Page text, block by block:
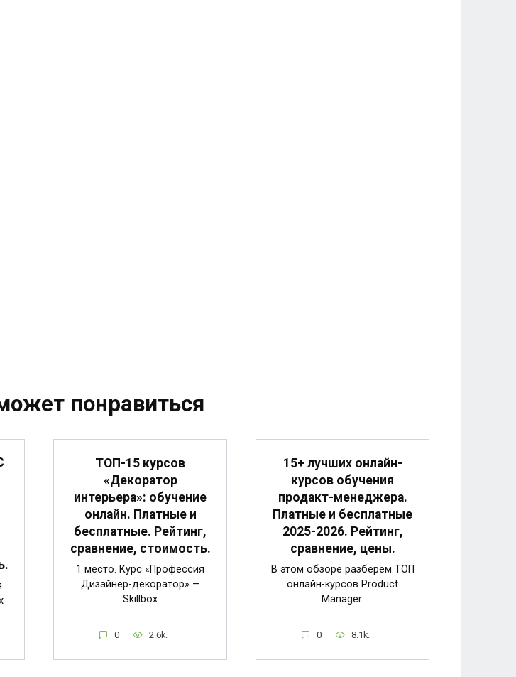
понравиться
ТОП-15 курсов
«Декоратор
интерьера»: обучение
онлайн. Платные и
бесплатные. Рейтинг,
сравнение, стоимость.
1 место. Курс «Профессия
Дизайнер-декоратор» —
Skillbox
0 2.6k.
15+ лучших онлайн-
курсов обучения
продакт-менеджера.
Платные и бесплатные
2025-2026. Рейтинг,
сравнение, цены.
В этом обзоре разберём ТОП
онлайн-курсов Product
Manager.
0 8.1k.